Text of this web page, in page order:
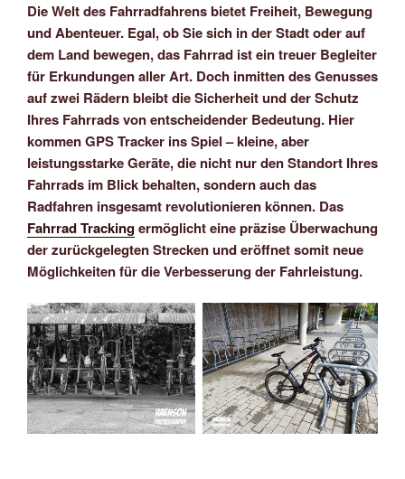
Die Welt des Fahrradfahrens bietet Freiheit, Bewegung
und Abenteuer. Egal, ob Sie sich in der Stadt oder auf
dem Land bewegen, das Fahrrad ist ein treuer Begleiter
für Erkundungen aller Art. Doch inmitten des Genusses
auf zwei Rädern bleibt die Sicherheit und der Schutz
Ihres Fahrrads von entscheidender Bedeutung. Hier
kommen GPS Tracker ins Spiel – kleine, aber
leistungsstarke Geräte, die nicht nur den Standort Ihres
Fahrrads im Blick behalten, sondern auch das
Radfahren insgesamt revolutionieren können. Das
Fahrrad Trackingermöglicht eine präzise Überwachung
der zurückgelegten Strecken und eröffnet somit neue
Möglichkeiten für die Verbesserung der Fahrleistung.